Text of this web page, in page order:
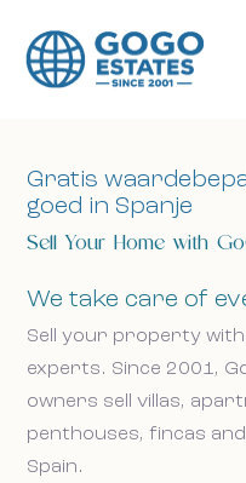
Gratis
goed in Spanje
Sell Your Home with
We take care of
Sell your property
experts. Since 2001,
owners sell villas,
penthouses, fincas
Spain.